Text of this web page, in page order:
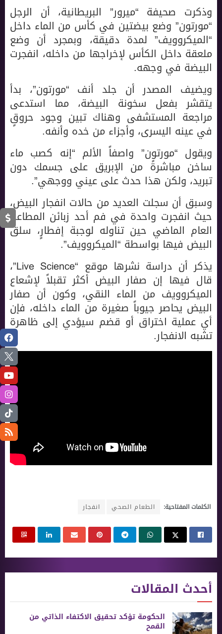
وذكرت صحيفة “ميرور” البريطانية، أن الرجل
“مورتون” وضع بيضتين في كأس من الماء داخل
“الميكروويف” لمدة دقيقة، وبمجرد أن وضع
ملعقة داخل الكأس لإخراجها من داخله، انفجرت
البيضة في وجهه.
ويضيف المصدر أن جلد أنف “مورتون”، بدأ
يتقشر بفعل سخونة البيضة، مما استدعى
مراجعة المستشفى وهناك تبين وجود حروقٍ
في عينه اليسرى، وأجزاء من خده وأنفه.
ويقول “مورتون” واصفاً الألم “إنه كصب ماء
ساخن مباشرةً من الإبريق على جسمك دون
تبريد، ولكن هذا حدث على عيني ووجهي”.
وسبق أن سجلت العديد من حالات انفجار البيض،
حيث انفجرت واحدة في فم أحد زبائن المطاعم
العام الماضي حين تناوله لوجبة إفطارٍ، سلق
البيض فيها بواسطة “الميكروويف”.
يذكر أن دراسة نشرها موقع “Live Science”،
قال فيها إن صفار البيض أكثر تقبلاً لإشعاع
الميكروويف من الماء النقي، وكون أن صفار
البيض يحاصر جيوباً صغيرة من الماء داخله، فإن
أي عملية اختراق أو قضم سيؤدي إلى ظاهرة
تشبه الانفجار.
الكلمات المفتاحية: الطعام الصحي انفجار
أحدث المقالات
الحكومة تؤكد تحقيق الاكتفاء الذاتي من
القمح